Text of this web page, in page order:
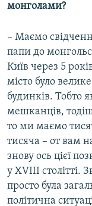
монголами?
– Маємо
папи до
Київ через 5
місто було
будинків. Тобто
мешканців,
то ми маємо
тисяча – от вам
знову ось цієї
у XVIII столітті.
просто була
політична